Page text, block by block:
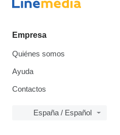
Empresa
Quiénes somos
Ayuda
Contactos
España / Español